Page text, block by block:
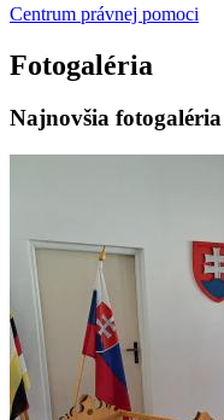
Centrum právnej pomoci
Fotogaléria
Najnovšia fotogaléria